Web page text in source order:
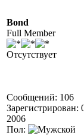
Bond
Full Member
Отсутствует
Сообщений: 106
Зарегистрирован:
2006
Пол: